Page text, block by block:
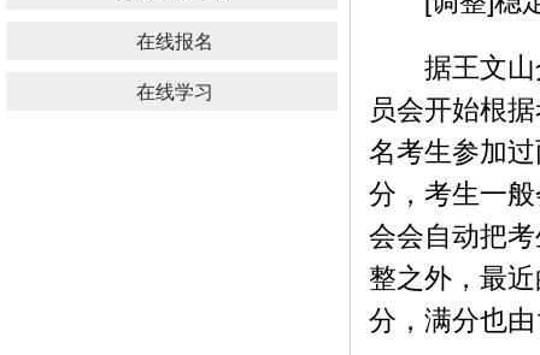
在线报名
在线学习
据王文山
员会开始根
名考生参加
分，考生一
会会自动把
整之外，最
分，满分也